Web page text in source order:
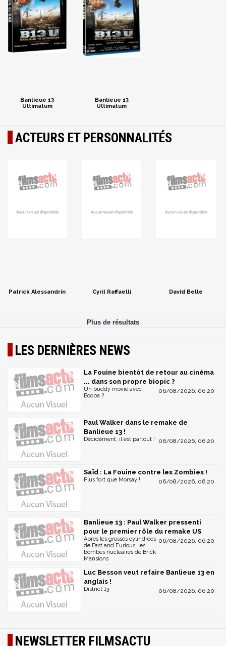
Banlieue 13
Ultimatum
Banlieue 13
Ultimatum
ACTEURS ET PERSONNALITÉS
Patrick Alessandrin Cyril Raffaelli David Belle
LES DERNIÈRES NEWS
La Fouine bientôt de retour au cinéma
... dans son propre biopic ?
06/08/2026, 06:20
Un buddy movie avec
Booba ?
Paul Walker dans le remake de
Banlieue 13 !
06/08/2026, 06:20
Décidément, il est partout !
Saïd : La Fouine contre les Zombies !
06/08/2026, 06:20
Plus fort que Morsay !
Banlieue 13 : Paul Walker pressenti
pour le premier rôle du remake US
06/08/2026, 06:20
Après les grosses cylindrées
de Fast and Furious, les
bombes nucléaires de Brick
Mansions
Luc Besson veut refaire Banlieue 13 en
anglais !
06/08/2026, 06:20
District 13
NEWSLETTER FILMSACTU